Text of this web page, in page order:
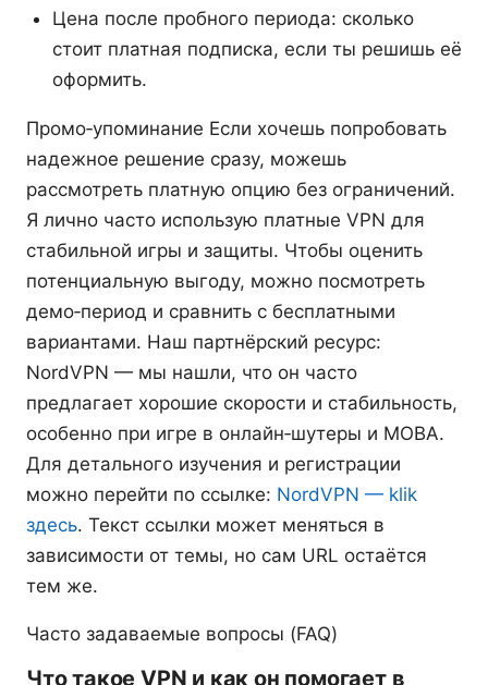
Цена после пробного периода: сколько
стоит платная подписка, если ты решишь её
оформить.
Промо‑упоминание Если хочешь попробовать
надежное решение сразу, можешь
рассмотреть платную опцию без ограничений.
Я лично часто использую платные VPN для
стабильной игры и защиты. Чтобы оценить
потенциальную выгоду, можно посмотреть
демо‑период и сравнить с бесплатными
вариантами. Наш партнёрский ресурс:
NordVPN — мы нашли, что он часто
предлагает хорошие скорости и стабильность,
особенно при игре в онлайн‑шутеры и MOBA.
Для детального изучения и регистрации
можно перейти по ссылке: NordVPN — klik
здесь. Текст ссылки может меняться в
зависимости от темы, но сам URL остаётся
тем же.
Часто задаваемые вопросы (FAQ)
Что такое VPN и как он помогает в